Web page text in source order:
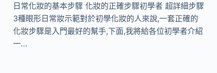
日常化妝的基本步驟 化妝的正確步驟初學者 超詳細步驟
3種眼形日常妝示範對於初學化妝的人來說,一套正確的
化妝步驟是入門最好的幫手,下面,我將給各位初學者介紹
一…